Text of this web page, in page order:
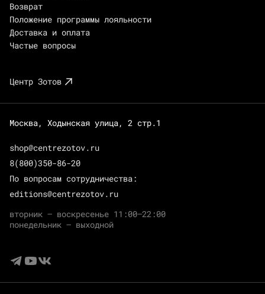
Возврат
Положение программы лояльности
Доставка и оплата
Частые вопросы
Центр Зотов
Москва, Ходынская улица, 2 стр.1
shop@centrezotov.ru
8(800)350-86-20
По вопросам сотрудничества:
editions@centrezotov.ru
вторник — воскресенье 11:00–22:00
понедельник — выходной